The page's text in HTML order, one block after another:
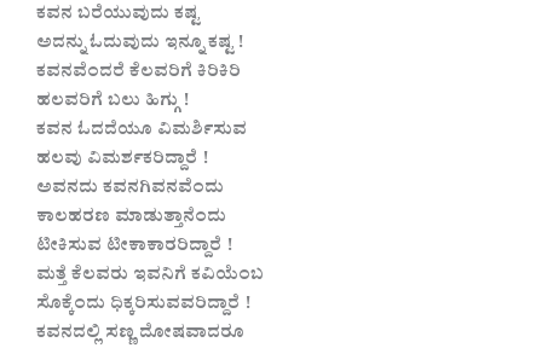
ಕವನ ಬರೆಯುವುದು ಕಷ್ಟ
ಅದನ್ನು ಓದುವುದು ಇನ್ನೂ ಕಷ್ಟ !
ಕವನವೆಂದರೆ ಕೆಲವರಿಗೆ ಕಿರಿಕಿರಿ
ಹಲವರಿಗೆ ಬಲು ಹಿಗ್ಗು !
ಕವನ ಓದದೆಯೂ ವಿಮರ್ಶಿಸುವ
ಹಲವು ವಿಮರ್ಶಕರಿದ್ದಾರೆ !
ಅವನದು ಕವನಗಿವನವೆಂದು
ಕಾಲಹರಣ ಮಾಡುತ್ತಾನೆಂದು
ಟೀಕಿಸುವ ಟೀಕಾಕಾರರಿದ್ದಾರೆ !
ಮತ್ತೆ ಕೆಲವರು ಇವನಿಗೆ ಕವಿಯೆಂಬ
ಸೊಕ್ಕೆಂದು ಧಿಕ್ಕರಿಸುವವರಿದ್ದಾರೆ !
ಕವನದಲ್ಲಿ ಸಣ್ಣ ದೋಷವಾದರೂ